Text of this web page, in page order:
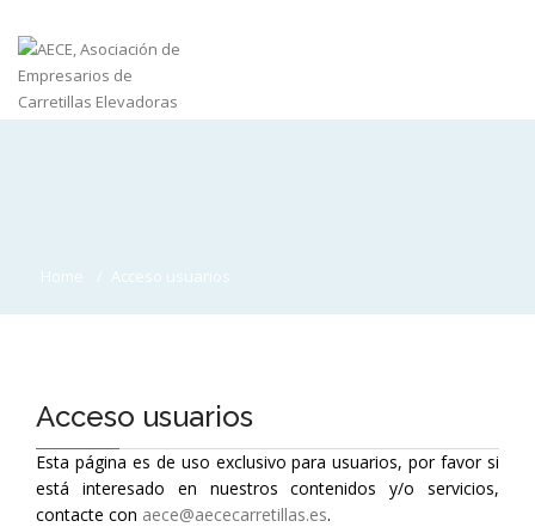
Home Acceso usuarios
Acceso usuarios
Esta página es de uso exclusivo para usuarios, por favor si
está interesado en nuestros contenidos y/o servicios,
contacte con aece@aececarretillas.es.